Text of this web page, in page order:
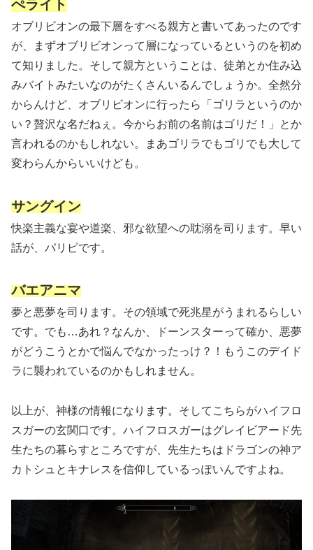
ぺライト
オブリビオンの最下層をすべる親方と書いてあったのです
が、まずオブリビオンって層になっているというのを初め
て知りました。そして親方ということは、徒弟とか住み込
みバイトみたいなのがたくさんいるんでしょうか。全然分
からんけど、オブリビオンに行ったら「ゴリラというのか
い？贅沢な名だねぇ。今からお前の名前はゴリだ！」とか
言われるのかもしれない。まあゴリラでもゴリでも大して
変わらんからいいけども。
サングイン
快楽主義な宴や道楽、邪な欲望への耽溺を司ります。早い
話が、パリピです。
バエアニマ
夢と悪夢を司ります。その領域で死兆星がうまれるらしい
です。でも…あれ？なんか、ドーンスターって確か、悪夢
がどうこうとかで悩んでなかったっけ？！もうこのデイド
ラに襲われているのかもしれません。
以上が、神様の情報になります。そしてこちらがハイフロ
スガーの玄関口です。ハイフロスガーはグレイビアード先
生たちの暮らすところですが、先生たちはドラゴンの神ア
カトシュとキナレスを信仰しているっぽいんですよね。